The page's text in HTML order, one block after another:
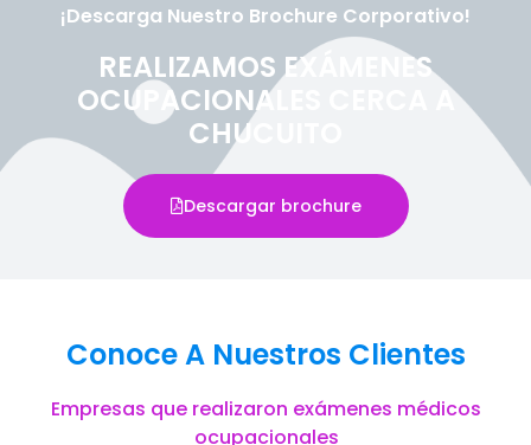
¡Descarga Nuestro Brochure Corporativo!
REALIZAMOS EXÁMENES
OCUPACIONALES CERCA A
CHUCUITO
Descargar brochure
Conoce A Nuestros Clientes
Empresas que realizaron exámenes médicos
ocupacionales